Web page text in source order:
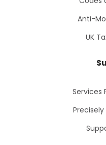
Anti-
UK
Services